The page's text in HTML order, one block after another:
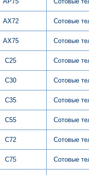
AX72 Сотовые
AX75 Сотовые
C25 Сотовые
C30 Сотовые
C35 Сотовые
C55 Сотовые
C72 Сотовые
C75 Сотовые